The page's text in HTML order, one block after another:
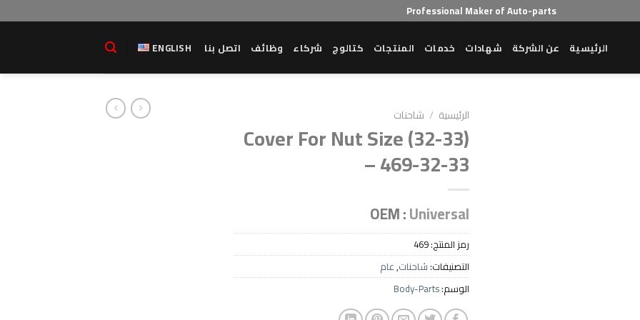
Professional Maker of Auto-parts
الرئيسية عن الشركة شهادات خدمات المنتجات كتالوج شركاء وظائف اتصل بنا ENGLISH
Add to wishlist
الرئيسية / شاحنات
Cover For Nut Size (32-33)
– 469-32-33
OEM :Universal
رمز المنتج:469
التصنيفات:شاحنات,عام
الوسم:Body-Parts